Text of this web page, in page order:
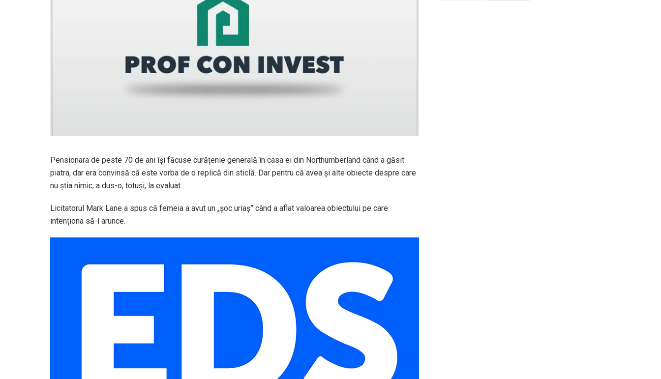
Pensionara de peste 70 de ani își făcuse curățenie generală în casa ei din Northumberland când a găsit
piatra, dar era convinsă că este vorba de o replică din sticlă. Dar pentru că avea și alte obiecte despre care
nu știa nimic, a dus-o, totuși, la evaluat.
Licitatorul Mark Lane a spus că femeia a avut un „șoc uriaș” când a aflat valoarea obiectului pe care
intenționa să-l arunce.